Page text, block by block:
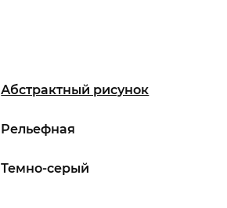
Темно-серый
Абстрактный рисунок
Рельефная